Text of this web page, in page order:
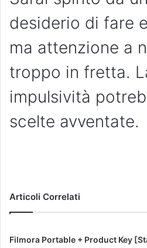
desiderio di fare
ma attenzione a
troppo in fretta.
impulsività
scelte avventate.
Articoli Correlati
Filmora Portable + Product Key